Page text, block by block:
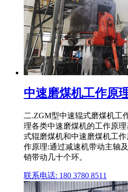
中速磨煤机工作原
二.ZGM型中速辊式磨煤机工
理各类中速磨煤机的工作原
式辊磨煤机和中速磨煤机工
作原理:通过减速机带动主轴
销带动几十个环。
联系电话: 180 3780 8511